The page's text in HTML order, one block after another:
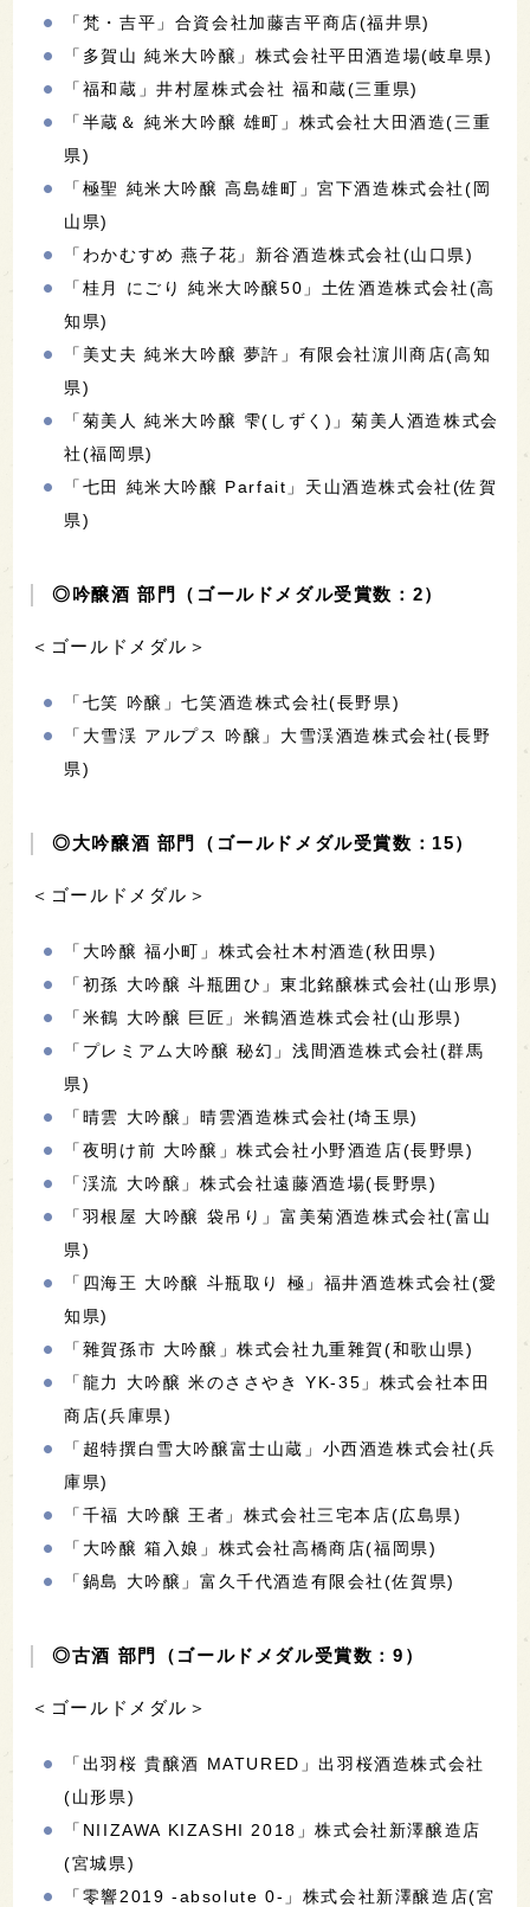
「梵・吉平」合資会社加藤吉平商店(福井県)
「多賀山 純米大吟醸」株式会社平田酒造場(岐阜県)
「福和蔵」井村屋株式会社 福和蔵(三重県)
「半蔵＆ 純米大吟醸 雄町」株式会社大田酒造(三重
県)
「極聖 純米大吟醸 高島雄町」宮下酒造株式会社(岡
山県)
「わかむすめ 燕子花」新谷酒造株式会社(山口県)
「桂月 にごり 純米大吟醸50」土佐酒造株式会社(高
知県)
「美丈夫 純米大吟醸 夢許」有限会社濵川商店(高知
県)
「菊美人 純米大吟醸 雫(しずく)」菊美人酒造株式会
社(福岡県)
「七田 純米大吟醸 Parfait」天山酒造株式会社(佐賀
県)
◎吟醸酒 部門（ゴールドメダル受賞数：2）
＜ゴールドメダル＞
「七笑 吟醸」七笑酒造株式会社(長野県)
「大雪渓 アルプス 吟醸」大雪渓酒造株式会社(長野
県)
◎大吟醸酒 部門（ゴールドメダル受賞数：15）
＜ゴールドメダル＞
「大吟醸 福小町」株式会社木村酒造(秋田県)
「初孫 大吟醸 斗瓶囲ひ」東北銘醸株式会社(山形県)
「米鶴 大吟醸 巨匠」米鶴酒造株式会社(山形県)
「プレミアム大吟醸 秘幻」浅間酒造株式会社(群馬
県)
「晴雲 大吟醸」晴雲酒造株式会社(埼玉県)
「夜明け前 大吟醸」株式会社小野酒造店(長野県)
「渓流 大吟醸」株式会社遠藤酒造場(長野県)
「羽根屋 大吟醸 袋吊り」富美菊酒造株式会社(富山
県)
「四海王 大吟醸 斗瓶取り 極」福井酒造株式会社(愛
知県)
「雜賀孫市 大吟醸」株式会社九重雜賀(和歌山県)
「龍力 大吟醸 米のささやき YK-35」株式会社本田
商店(兵庫県)
「超特撰白雪大吟醸富士山蔵」小西酒造株式会社(兵
庫県)
「千福 大吟醸 王者」株式会社三宅本店(広島県)
「大吟醸 箱入娘」株式会社高橋商店(福岡県)
「鍋島 大吟醸」富久千代酒造有限会社(佐賀県)
◎古酒 部門（ゴールドメダル受賞数：9）
＜ゴールドメダル＞
「出羽桜 貴醸酒 MATURED」出羽桜酒造株式会社
(山形県)
「NIIZAWA KIZASHI 2018」株式会社新澤醸造店
(宮城県)
「零響2019 -absolute 0-」株式会社新澤醸造店(宮